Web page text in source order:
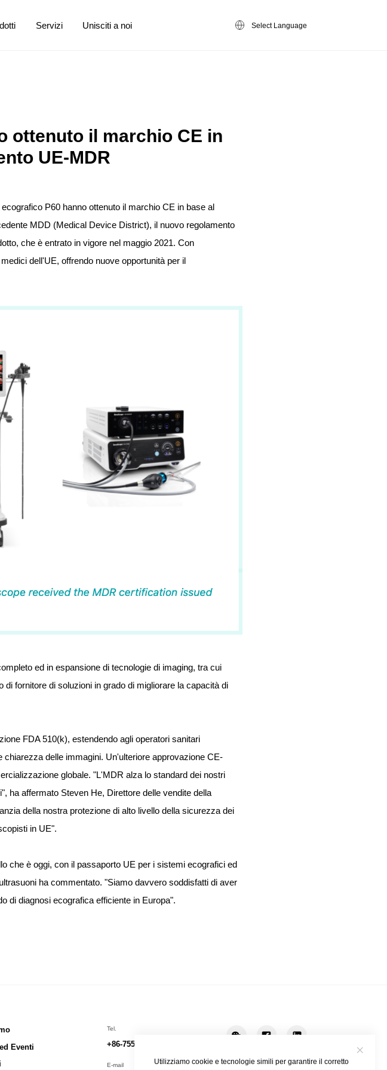
Servizi Unisciti a noi Select Language
ottenuto il marchio CE in
UE-MDR
P60 hanno ottenuto il marchio CE in base al
MDD (Medical Device District), il nuovo regolamento
che è entrato in vigore nel maggio 2021. Con
dell'UE, offrendo nuove opportunità per il
ed in espansione di tecnologie di imaging, tra cui
fornitore di soluzioni in grado di migliorare la capacità di
FDA 510(k), estendendo agli operatori sanitari
delle immagini. Un'ulteriore approvazione CE-
globale. "L'MDR alza lo standard dei nostri
ha affermato Steven He, Direttore delle vendite della
della nostra protezione di alto livello della sicurezza dei
in UE".
che è oggi, con il passaporto UE per i sistemi ecografici ed
ha commentato. "Siamo davvero soddisfatti di aver
di diagnosi ecografica efficiente in Europa".
Eventi
Tel.
+86-755-26722890
E-mail
Utilizziamo cookie e tecnologie simili per garantire il corretto